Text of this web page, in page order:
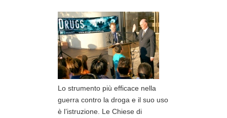
Lo strumento più efficace nella
guerra contro la droga e il suo uso
è l’istruzione. Le Chiese di